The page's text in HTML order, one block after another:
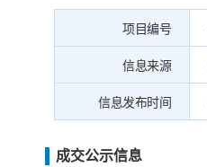
项目编号
信息来源
信息发布时间
成交公示信息